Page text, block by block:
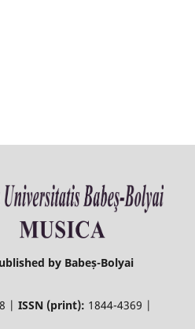
by Babeș-Bolyai
| ISSN (print): 1844-4369 |